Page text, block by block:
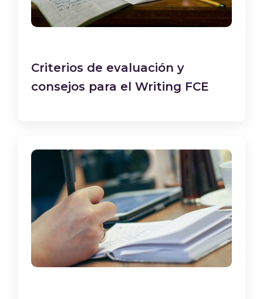
Criterios de evaluación y
consejos para el Writing FCE